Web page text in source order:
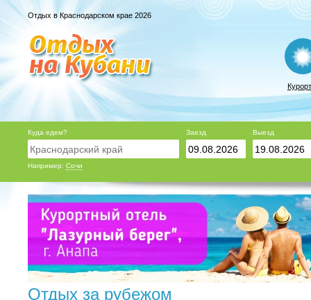
Отдых в Краснодарском крае 2026
Куда едем?
Например: Сочи
Заезд Выезд
Отдых за рубежом